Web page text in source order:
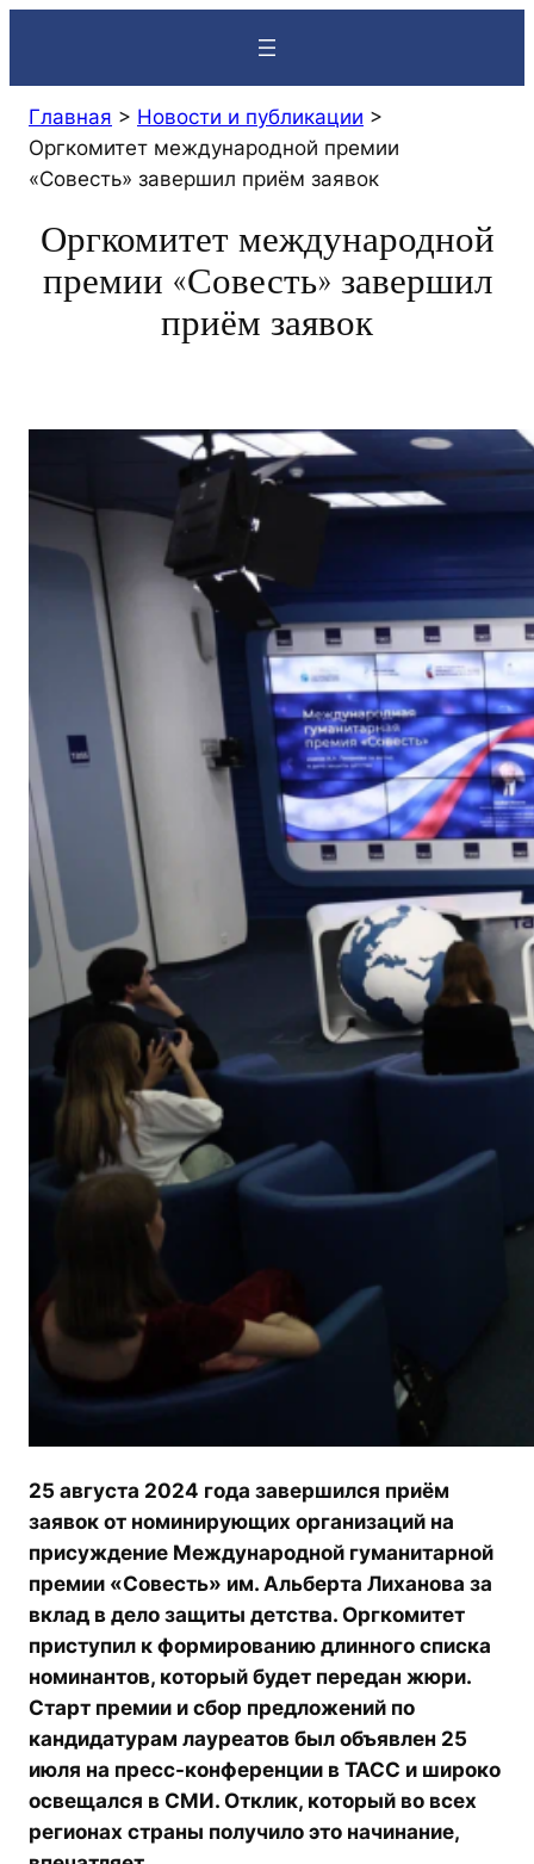
содержимому
Главная > Новости и публикации >
Оргкомитет международной премии
«Совесть» завершил приём заявок
Оргкомитет международной
премии «Совесть» завершил
приём заявок
25 августа 2024 года завершился приём
заявок от номинирующих организаций на
присуждение Международной гуманитарной
премии «Совесть» им. Альберта Лиханова за
вклад в дело защиты детства. Оргкомитет
приступил к формированию длинного списка
номинантов, который будет передан жюри.
Старт премии и сбор предложений по
кандидатурам лауреатов был объявлен 25
июля на пресс-конференции в ТАСС и широко
освещался в СМИ. Отклик, который во всех
регионах страны получило это начинание,